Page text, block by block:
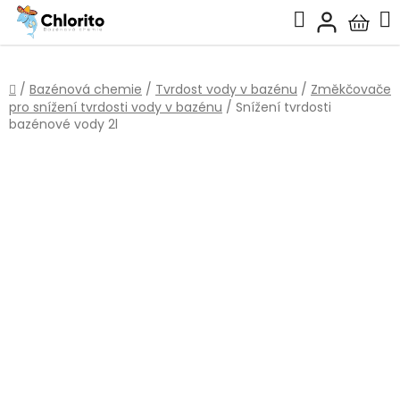
Přejít
obsah
Hledat
košík
Domů
/ Bazénová chemie / Tvrdost vody v bazénu / Změkčovače
pro snížení tvrdosti vody v bazénu / Snížení tvrdosti
bazénové vody 2l